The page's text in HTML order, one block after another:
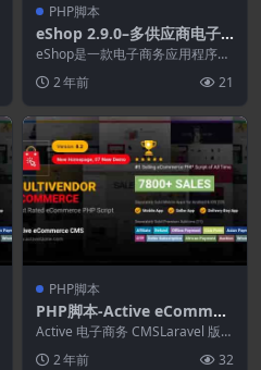
PHP脚本
eShop 2.9.0–多供应商电子
商务应用程序和电子商务供应
商市场Flutter应用程序
eShop是一款电子商务应用程序，
以获得有关所需产...
2 年前 21
PHP脚本
PHP脚本-Active eCommer
ce OTP Addon 1.5.0 (Activ
e eCommerce CMS拓展)
Active 电子商务 CMSLaravel 版本
2 年前 32